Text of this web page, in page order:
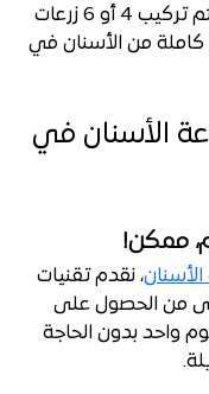
الكامل، حيث يتم تركيب 4 أو 6 زرعات
من الأسنان في
الأسنان في
ممكن!
، نقدم تقنيات
من الحصول على
واحد بدون الحاجة